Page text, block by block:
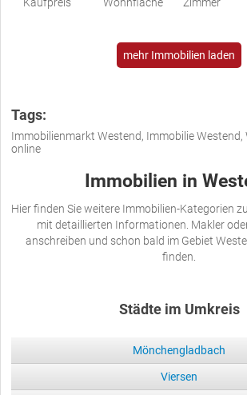
mehr Immobilien laden
Tags:
Immobilienmarkt Westend, Immobilie Westend,
online
Immobilien in
Hier finden Sie weitere Immobilien-Kategorien
mit detaillierten Informationen. Makler
anschreiben und schon bald im Gebiet
finden.
Städte im Umkreis
Mönchengladbach
Viersen